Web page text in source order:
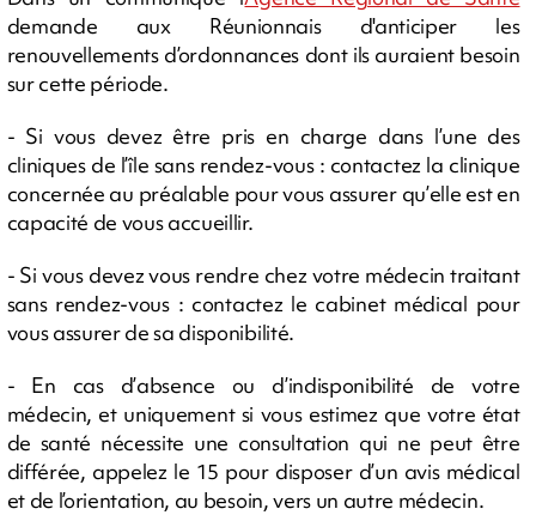
demande aux Réunionnais d'anticiper les
renouvellements d’ordonnances dont ils auraient besoin
sur cette période.
- Si vous devez être pris en charge dans l’une des
cliniques de l’île sans rendez-vous : contactez la clinique
concernée au préalable pour vous assurer qu’elle est en
capacité de vous accueillir.
- Si vous devez vous rendre chez votre médecin traitant
sans rendez-vous : contactez le cabinet médical pour
vous assurer de sa disponibilité.
- En cas d’absence ou d’indisponibilité de votre
médecin, et uniquement si vous estimez que votre état
de santé nécessite une consultation qui ne peut être
différée, appelez le 15 pour disposer d’un avis médical
et de l’orientation, au besoin, vers un autre médecin.